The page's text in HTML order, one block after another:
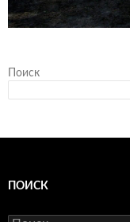
Поиск
ПОИСК